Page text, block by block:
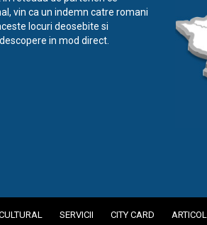
vin ca un indemn catre romani
locuri deosebite si
in mod direct.
SERVICII CITY CARD